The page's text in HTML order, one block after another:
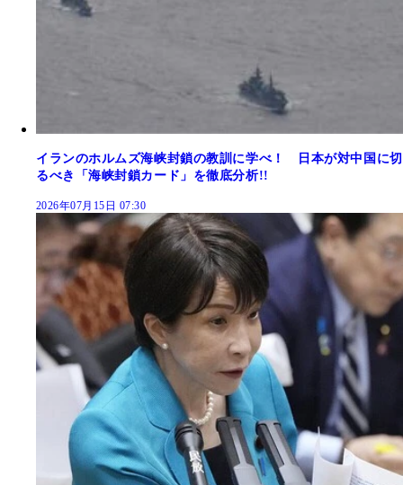
イランのホルムズ海峡封鎖の教訓に学べ！ 日本が対中国に切
るべき「海峡封鎖カード」を徹底分析!!
2026年07月15日 07:30